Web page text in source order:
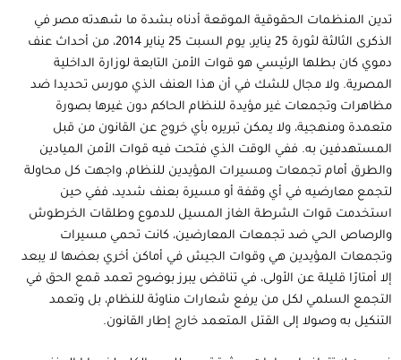
تدين المنظمات الحقوقية الموقعة أدناه بشدة ما شهدته مصر في
الذكرى الثالثة لثورة 25 يناير، يوم السبت 25 يناير 2014، من أحداث عنف
دموي كان بطلها الرئيسي هو قوات الأمن التابعة لوزارة الداخلية
المصرية. ولا مجال للشك في أن هذا العنف الذي مورس تحديدا ضد
مظاهرات وتجمعات غير مؤيدة للنظام الحاكم دون غيرها بصورة
متعمدة ومنهجية، ولا يمكن تبريره بأي خروج عن القانون من قبل
المستهدفين به. ففي الوقت الذي فتحت فيه قوات الأمن الميادين
والطرق أمام تجمعات ومسيرات المؤيدين للنظام، واجهت كل محاولة
لتجمع معارضيه في أي وقفة أو مسيرة بعنف شديد، ففي حين
استخدمت قوات الشرطة الغاز المسيل للدموع وطلقات الخرطوش
والرصاص الحي ضد تجمعات المعارضين، كانت تحمي مسيرات
وتجمعات المؤيدين هي وقوات الجيش في أماكن أخري بعضها لا يبعد
إلا أمتارّا قليلة عن الأولى، في تناقض يبرز بوضوح تعمد قمع الحق في
التجمع السلمي لكل من يرفع شعارات مناوئة للنظام، بل وتعمد
التنكيل به وصولا إلى القتل المتعمد خارج إطار القانون.